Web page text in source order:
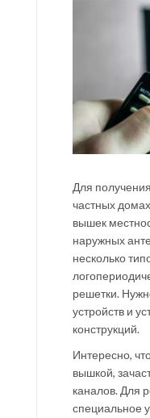
Для
частных
вышек
наружных
несколько
решетки.
устройств и
конструкций.
Интересно,
вышкой,
каналов. Для
специальное